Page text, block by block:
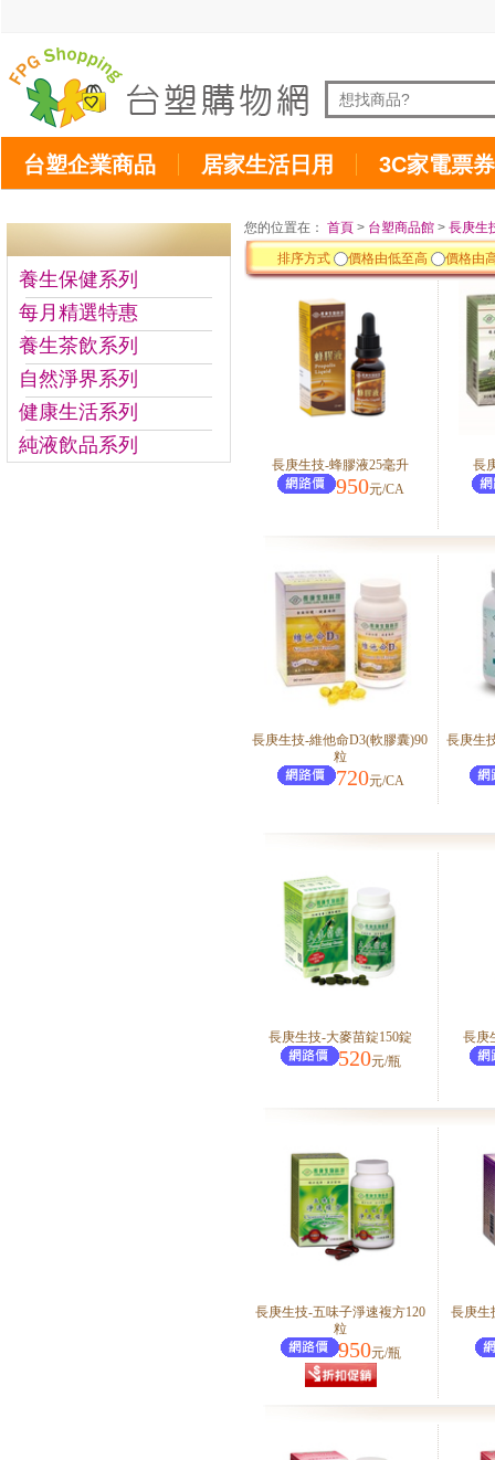
台塑企業商品 居家生活日用 3C家電票券
養生保健系列
每月精選特惠
養生茶飲系列
自然淨界系列
健康生活系列
純液飲品系列
您的位置在： 首頁 > 台塑商品館 > 長庚生
排序方式
價格由低至高 價格由
長庚生技-蜂膠液25毫升
950元/CA
長
長庚生技-維他命D3(軟膠囊)90
粒
720元/CA
長庚生
長庚生技-大麥苗錠150錠
520元/瓶
長庚
長庚生技-五味子淨速複方120
粒
950元/瓶
長庚生